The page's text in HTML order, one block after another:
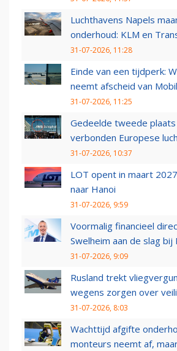
Luchthavens Napels
onderhoud: KLM en
31-07-2026, 11:28
Einde van een tijdperk:
neemt afscheid van
31-07-2026, 11:25
Gedeelde tweede plaats
verbonden Europese
31-07-2026, 10:37
LOT opent in maart
naar Hanoi
31-07-2026, 9:59
Voormalig financieel
Swelheim aan de slag bij
31-07-2026, 9:09
Rusland trekt
wegens zorgen over
31-07-2026, 8:03
Wachttijd afgifte
monteurs neemt af,